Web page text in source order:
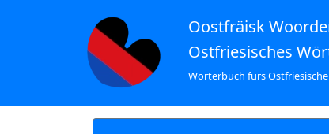
Oostfräisk
Ostfriesisches
Wörterbuch fürs